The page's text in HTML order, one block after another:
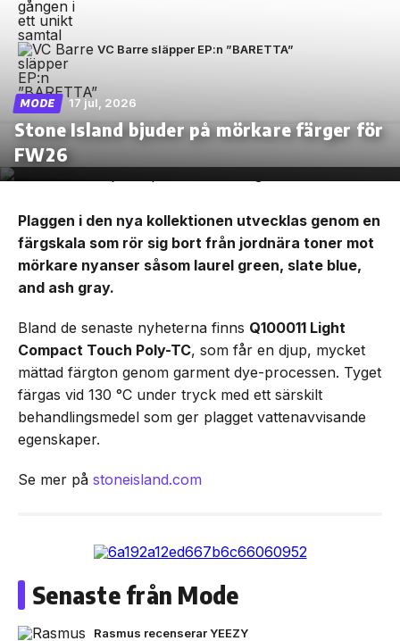
VC Barre släpper EP:n ”BARETTA”
MODE 17 jul, 2026
Stone Island bjuder på mörkare färger för
FW26
Plaggen i den nya kollektionen utvecklas genom en
färgskala som rör sig bort från jordnära toner mot
mörkare nyanser såsom laurel green, slate blue,
and ash gray.
Bland de senaste nyheterna finns Q100011 Light
Compact Touch Poly-TC, som får en djup, mycket
mättad färgton genom garment dye-processen. Tyget
färgas vid 130 °C under tryck med ett särskilt
behandlingsmedel som ger plagget vattenavvisande
egenskaper.
Se mer på stoneisland.com
Senaste från Mode
Rasmus recenserar YEEZY